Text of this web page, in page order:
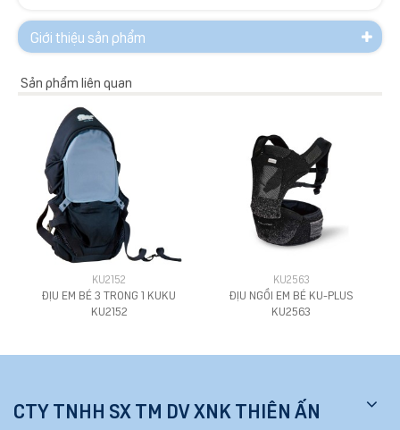
Giới thiệu sản phẩm
Sản phẩm liên quan
KU2152
ĐỊU EM BÉ 3 TRONG 1 KUKU
KU2152
KU2563
ĐỊU NGỒI EM BÉ KU-PLUS
KU2563
CTY TNHH SX TM DV XNK THIÊN ẤN